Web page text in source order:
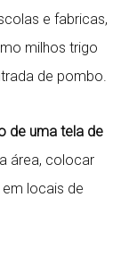
e fabricas,
milhos trigo
de pombo.
de uma tela de
área, colocar
locais de